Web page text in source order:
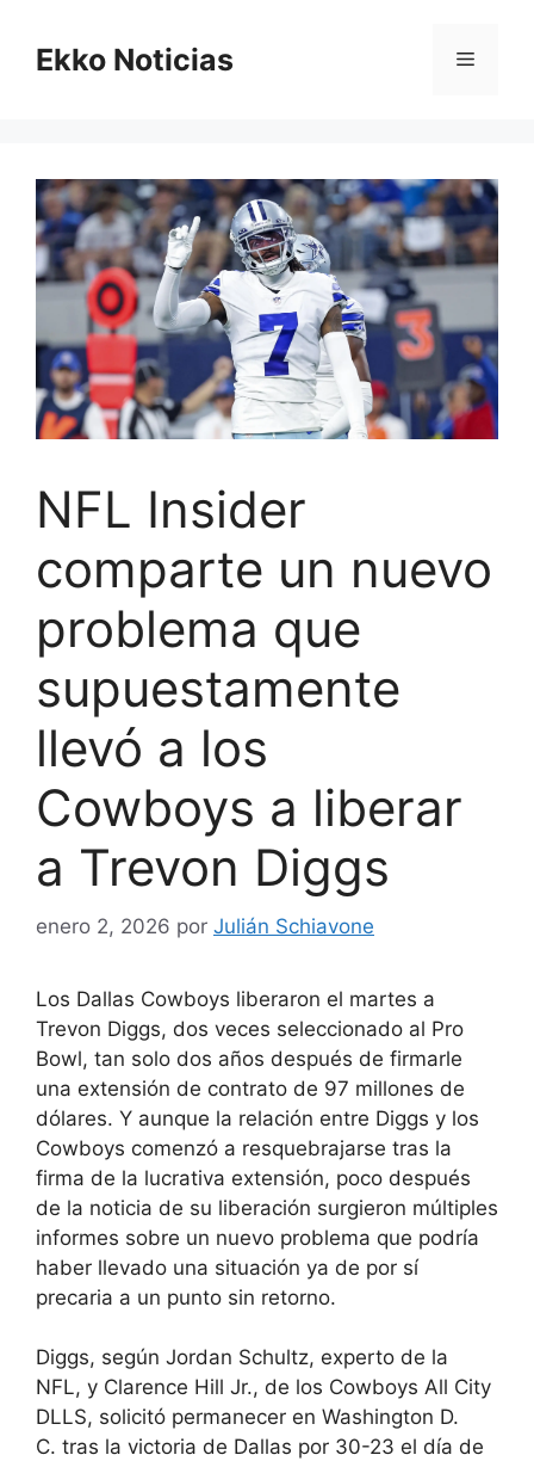
contenido
Ekko Noticias Menú
NFL Insider
comparte un nuevo
problema que
supuestamente
llevó a los
Cowboys a liberar
a Trevon Diggs
enero 2, 2026 por Julián Schiavone
Los Dallas Cowboys liberaron el martes a
Trevon Diggs, dos veces seleccionado al Pro
Bowl, tan solo dos años después de firmarle
una extensión de contrato de 97 millones de
dólares. Y aunque la relación entre Diggs y los
Cowboys comenzó a resquebrajarse tras la
firma de la lucrativa extensión, poco después
de la noticia de su liberación surgieron múltiples
informes sobre un nuevo problema que podría
haber llevado una situación ya de por sí
precaria a un punto sin retorno.
Diggs, según Jordan Schultz, experto de la
NFL, y Clarence Hill Jr., de los Cowboys All City
DLLS, solicitó permanecer en Washington D.
C. tras la victoria de Dallas por 30-23 el día de